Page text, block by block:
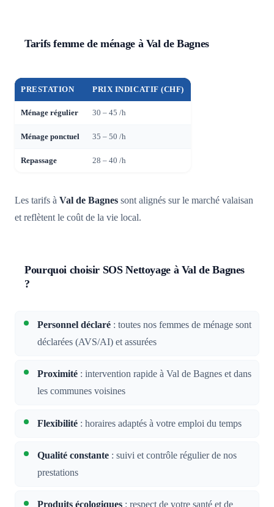
Tarifs femme de ménage à Val de Bagnes
PRESTATION PRIX INDICATIF (CHF)
Ménage régulier 30 – 45 /h
Ménage ponctuel 35 – 50 /h
Repassage 28 – 40 /h
Les tarifs à Val de Bagnes sont alignés sur le marché valaisan
et reflètent le coût de la vie local.
Pourquoi choisir SOS Nettoyage à Val de Bagnes
?
Personnel déclaré : toutes nos femmes de ménage sont
déclarées (AVS/AI) et assurées
Proximité : intervention rapide à Val de Bagnes et dans
les communes voisines
Flexibilité : horaires adaptés à votre emploi du temps
Qualité constante : suivi et contrôle régulier de nos
prestations
Produits écologiques : respect de votre santé et de